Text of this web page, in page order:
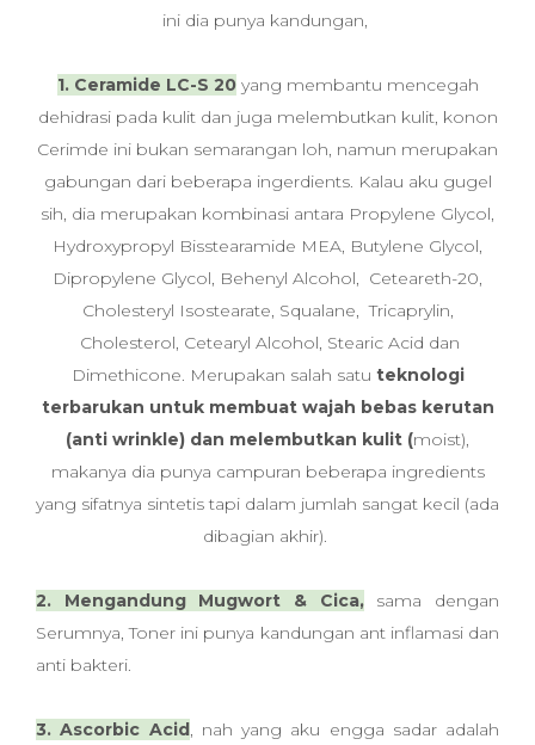
ini dia punya kandungan,
1. Ceramide LC-S 20yang membantu mencegah
dehidrasi pada kulit dan juga melembutkan kulit, konon
Cerimde ini bukan semarangan loh, namun merupakan
gabungan dari beberapa ingerdients. Kalau aku gugel
sih, dia merupakan kombinasi antara Propylene Glycol,
Hydroxypropyl Bisstearamide MEA, Butylene Glycol,
Dipropylene Glycol, Behenyl Alcohol, Ceteareth-20,
Cholesteryl Isostearate, Squalane, Tricaprylin,
Cholesterol, Cetearyl Alcohol, Stearic Acid dan
Dimethicone. Merupakan salah satu teknologi
terbarukan untuk membuat wajah bebas kerutan
(anti wrinkle) dan melembutkan kulit (moist),
makanya dia punya campuran beberapa ingredients
yang sifatnya sintetis tapi dalam jumlah sangat kecil (ada
dibagian akhir).
2. Mengandung Mugwort & Cica,sama dengan
Serumnya, Toner ini punya kandungan ant inflamasi dan
anti bakteri.
3. Ascorbic Acid, nah yang aku engga sadar adalah